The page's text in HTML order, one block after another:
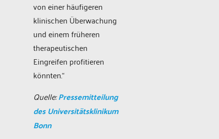
von einer häufigeren
klinischen Überwachung
und einem früheren
therapeutischen
Eingreifen profitieren
könnten.“
Quelle:Pressemitteilung
des Universitätsklinikum
Bonn